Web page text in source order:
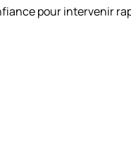
pour intervenir